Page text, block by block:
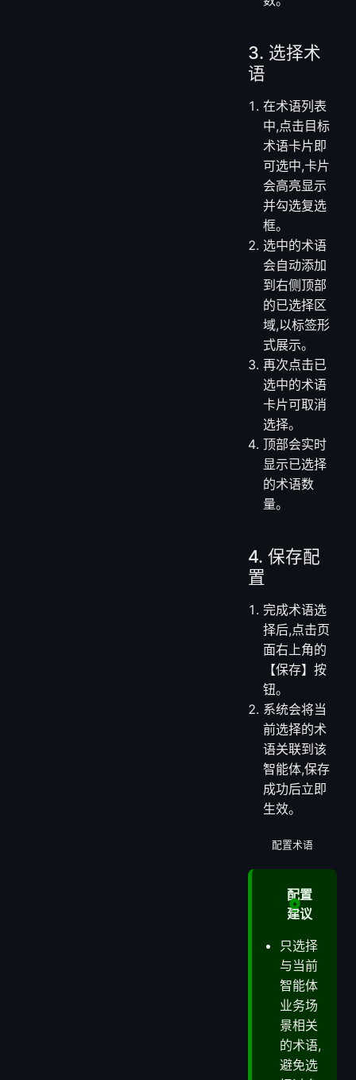
所有分类的
每个分类项
后的数字表
的术语总
数。
3. 选择术
语
在术语列表
中,点击目标
术语卡片即
可选中,卡片
会高亮显示
并勾选复选
框。
选中的术语
会自动添加
到右侧顶部
的已选择区
域,以标签形
式展示。
再次点击已
选中的术语
选择。
顶部会实时
的术语数
量。
4. 保存配
置
完成术语选
择后,点击页
面右上角的
【保存】按
钮。
系统会将当
智能体,保存
成功后立即
生效。
配置术语
配置